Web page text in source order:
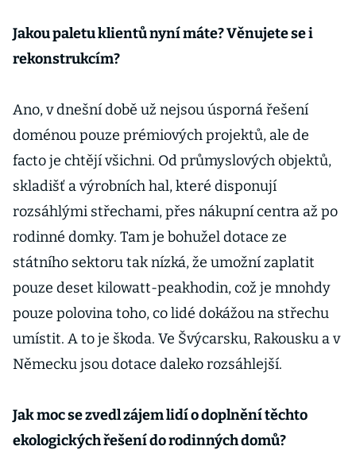
Jakou paletu klientů nyní máte? Věnujete se i
rekonstrukcím?
Ano, v dnešní době už nejsou úsporná řešení
doménou pouze prémiových projektů, ale de
facto je chtějí všichni. Od průmyslových objektů,
skladišť a výrobních hal, které disponují
rozsáhlými střechami, přes nákupní centra až po
rodinné domky. Tam je bohužel dotace ze
státního sektoru tak nízká, že umožní zaplatit
pouze deset kilowatt-peakhodin, což je mnohdy
pouze polovina toho, co lidé dokážou na střechu
umístit. A to je škoda. Ve Švýcarsku, Rakousku a v
Německu jsou dotace daleko rozsáhlejší.
Jak moc se zvedl zájem lidí o doplnění těchto
ekologických řešení do rodinných domů?